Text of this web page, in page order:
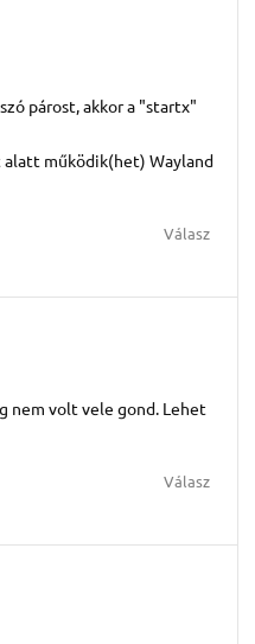
párost, akkor a "startx"
alatt működik(het) Wayland
Válasz
nem volt vele gond. Lehet
Válasz